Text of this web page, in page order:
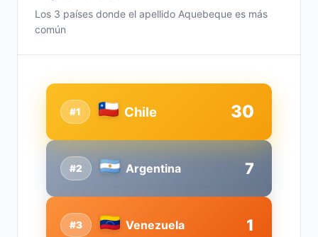
Los 3 países donde el apellido Aquebeque es más
común
#2 Argentina 7
#1 Chile 30
#3 Venezuela 1